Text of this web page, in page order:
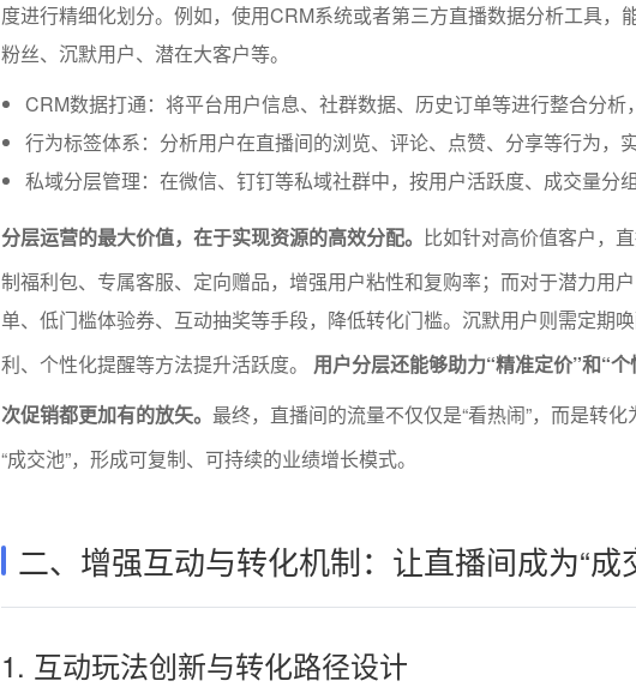
度进行精细化划分。例如，使用CRM系统或者第三方直播数据分析工具，
粉丝、沉默用户、潜在大客户等。
CRM数据打通：将平台用户信息、社群数据、历史订单等进行整合分析
行为标签体系：分析用户在直播间的浏览、评论、点赞、分享等行为，
私域分层管理：在微信、钉钉等私域社群中，按用户活跃度、成交量分
分层运营的最大价值，在于实现资源的高效分配。 比如针对高价值客户，
制福利包、专属客服、定向赠品，增强用户粘性和复购率；而对于潜力用
单、低门槛体验券、互动抽奖等手段，降低转化门槛。沉默用户则需定期
利、个性化提醒等方法提升活跃度。 用户分层还能够助力“精准定价”和“
次促销都更加有的放矢。 最终，直播间的流量不仅仅是“看热闹”，而是转
“成交池”，形成可复制、可持续的业绩增长模式。
二、增强互动与转化机制：让直播间成为“成
1. 互动玩法创新与转化路径设计